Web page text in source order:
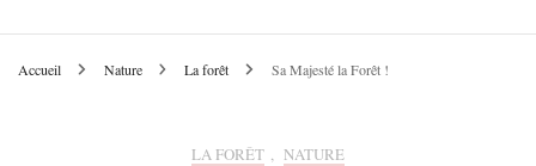
Accueil Nature La forêt Sa Majesté la Forêt !
LA FORÊT , NATURE